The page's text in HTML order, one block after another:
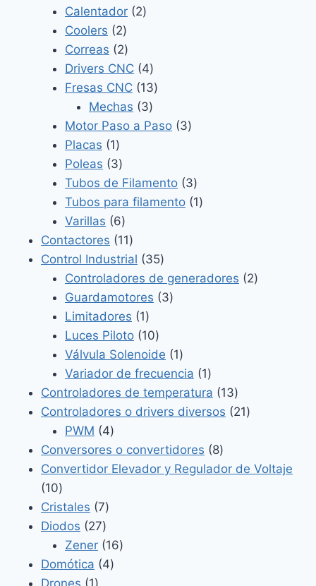
Calentador 22
Coolers 22
productos
Correas 22
productos
Drivers CNC 44
productos
Fresas CNC 1313
Mechas 33
productos
Motor Paso a Paso 33
Placas 11
producto
Poleas 33
productos
Tubos de Filamento 33
productos
Tubos para filamento 11
Varillas 66
productos
Contactores 1111
productos
Control Industrial 3535
productos
Controladores de generadores 22
Guardamotores 33
Limitadores 11
producto
Luces Piloto 1010
productos
Válvula Solenoide 11
producto
Variador de frecuencia 11
producto
Controladores de temperatura 1313
productos
Controladores o drivers diversos 2121
PWM 44
productos
Conversores o convertidores 88
productos
Convertidor Elevador y Regulador de Voltaje
1010
productos
Cristales 77
productos
Diodos 2727
productos
Zener 1616
Domótica 44
Drones 11